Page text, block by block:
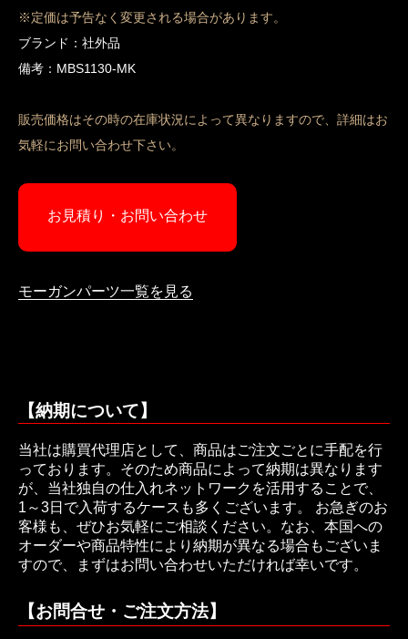
※定価は予告なく変更される場合があります。
ブランド：社外品
備考：MBS1130-MK
販売価格はその時の在庫状況によって異なりますので、詳細はお
気軽にお問い合わせ下さい。
お見積り・お問い合わせ
モーガンパーツ一覧を見る
【納期について】
当社は購買代理店として、商品はご注文ごとに手配を行
っております。そのため商品によって納期は異なります
が、当社独自の仕入れネットワークを活用することで、
1～3日で入荷するケースも多くございます。 お急ぎのお
客様も、ぜひお気軽にご相談ください。なお、本国への
オーダーや商品特性により納期が異なる場合もございま
すので、まずはお問い合わせいただければ幸いです。
【お問合せ・ご注文方法】